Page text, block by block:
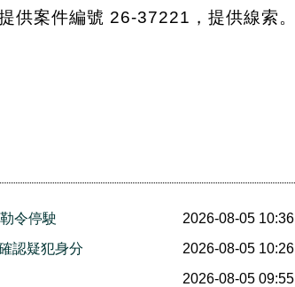
供案件編號 26-37221，提供線索。
令停駛
認疑犯身分
2026-08-05 10:36
2026-08-05 10:26
2026-08-05 09:55